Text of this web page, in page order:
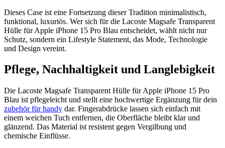
Dieses Case ist eine Fortsetzung dieser Tradition minimalistisch,
funktional, luxuriös. Wer sich für die Lacoste Magsafe Transparent
Hülle für Apple iPhone 15 Pro Blau entscheidet, wählt nicht nur
Schutz, sondern ein Lifestyle Statement, das Mode, Technologie
und Design vereint.
Pflege, Nachhaltigkeit und Langlebigkeit
Die Lacoste Magsafe Transparent Hülle für Apple iPhone 15 Pro
Blau ist pflegeleicht und stellt eine hochwertige Ergänzung für dein
zubehör für handy dar. Fingerabdrücke lassen sich einfach mit
einem weichen Tuch entfernen, die Oberfläche bleibt klar und
glänzend. Das Material ist resistent gegen Vergilbung und
chemische Einflüsse.